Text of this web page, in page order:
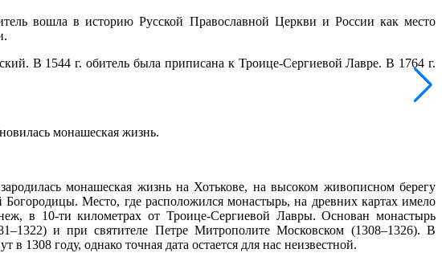
вошла в историю Русской Православной Церкви и России как место
В 1544 г. обитель была приписана к Троице-Сергиевой Лавре. В 1764 г.
монашеская жизнь.
монашеская жизнь на Хотькове, на высоком живописном берегу
Место, где расположился монастырь, на древних картах имело
в 10-ти километрах от Троице-Сергиевой Лавры. Основан монастырь
и при святителе Петре Митрополите Московском (1308–1326). В
1308 году, однако точная дата остается для нас неизвестной.